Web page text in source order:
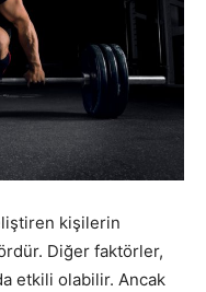
kişilerin
Diğer faktörler,
etkili olabilir. Ancak